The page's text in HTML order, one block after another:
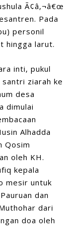
Ã¢â‚¬â€œ
Pada
personil
hingga larut.
inti, pukul
ziarah ke
desa
dimulai
Alhadda
Qosim
oleh KH.
kepala
mesir untuk
dan
dari
doa oleh